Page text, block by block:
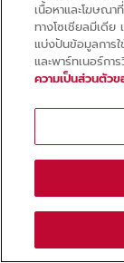
เนื้อหาและโฆษณ
ทางโซเชียลมีเดีย
แบ่งปันข้อมูลการ
และพาร์ทเนอร์กา
ความเป็นส่วนตัว